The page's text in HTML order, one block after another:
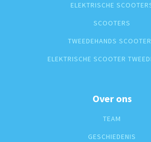
ELEKTRISCHE
SCOOTERS
TWEEDEHANDS
ELEKTRISCHE SCOOTER
Over ons
TEAM
GESCHIEDENIS